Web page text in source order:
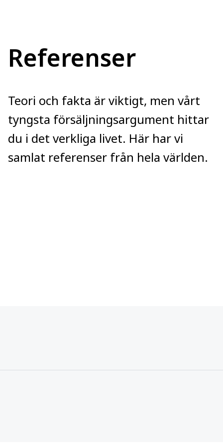
Referenser
Teori och fakta är viktigt, men vårt
tyngsta försäljningsargument hittar
du i det verkliga livet. Här har vi
samlat referenser från hela världen.